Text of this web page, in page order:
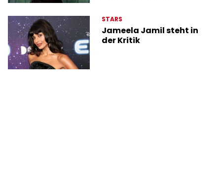
STARS
Jameela Jamil steht in
der Kritik